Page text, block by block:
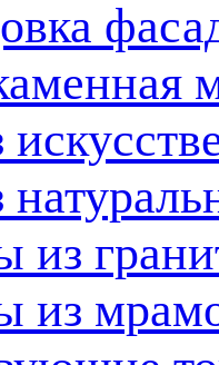
из
из